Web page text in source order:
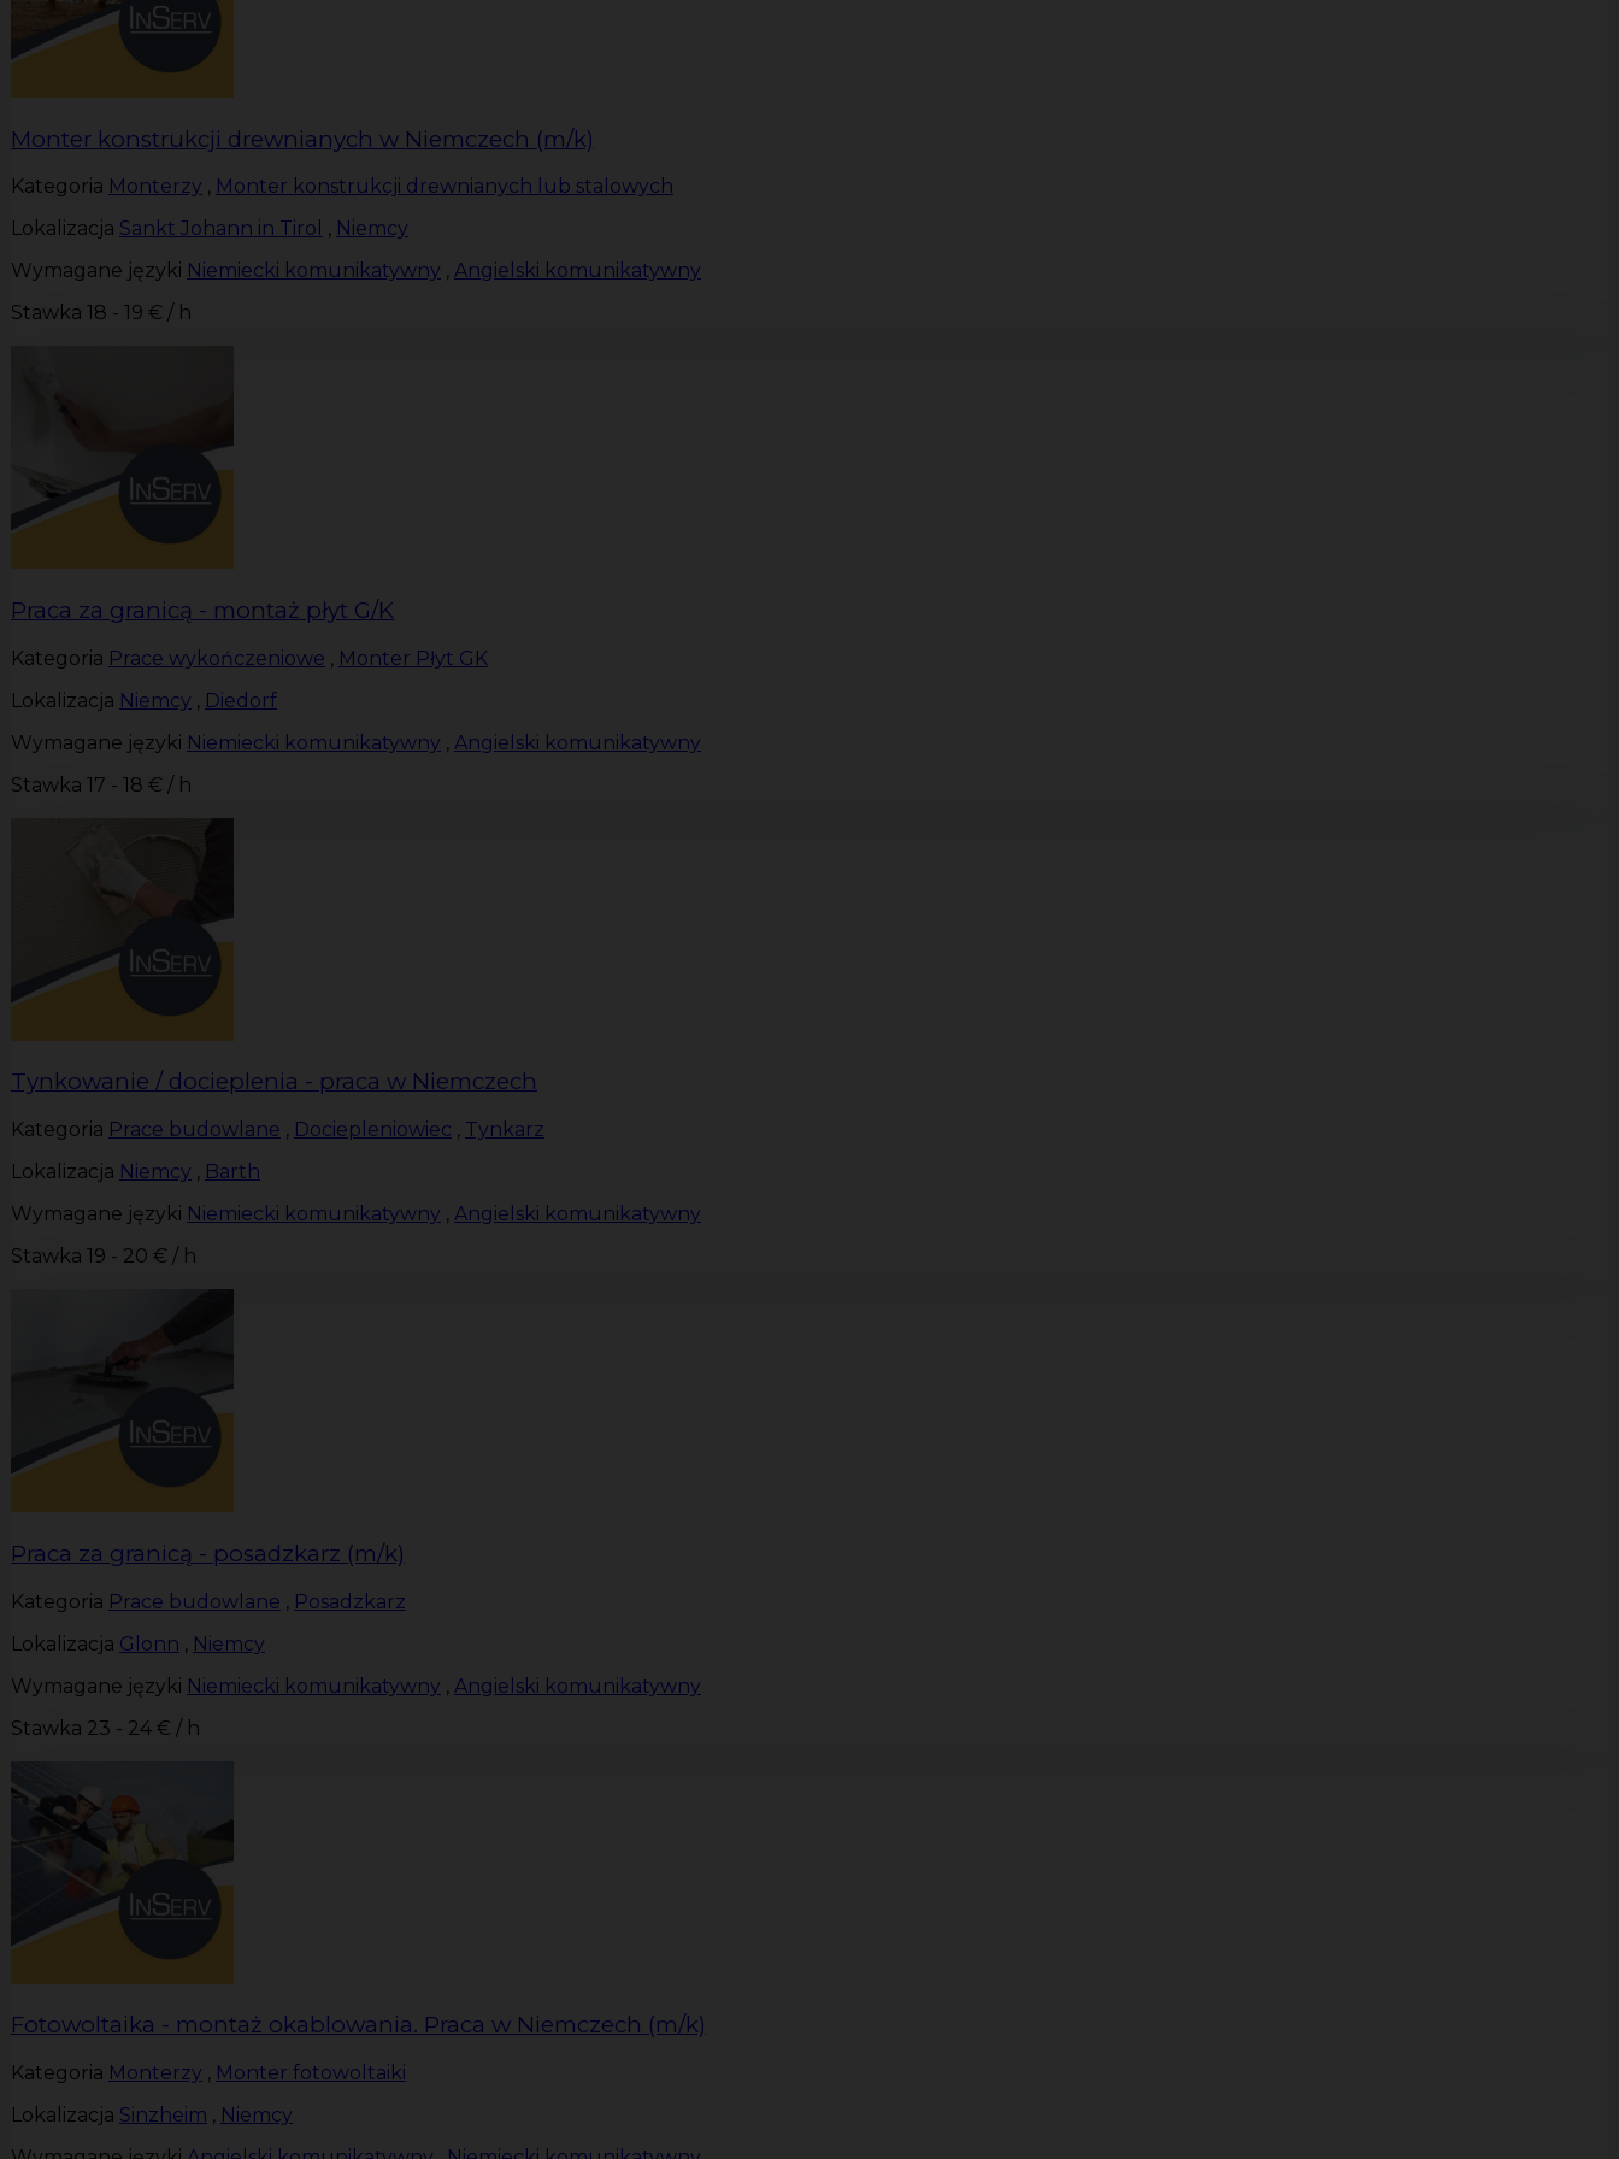
Monter konstrukcji drewnianych w Niemczech (m/k)
Kategoria Monterzy , Monter konstrukcji drewnianych lub stalowych
Lokalizacja Sankt Johann in Tirol , Niemcy
Wymagane języki Niemiecki komunikatywny , Angielski komunikatywny
Stawka 18 - 19 € / h
Praca za granicą - montaż płyt G/K
Kategoria Prace wykończeniowe , Monter Płyt GK
Lokalizacja Niemcy , Diedorf
Wymagane języki Niemiecki komunikatywny , Angielski komunikatywny
Stawka 17 - 18 € / h
Tynkowanie / docieplenia - praca w Niemczech
Kategoria Prace budowlane , Dociepleniowiec , Tynkarz
Lokalizacja Niemcy , Barth
Wymagane języki Niemiecki komunikatywny , Angielski komunikatywny
Stawka 19 - 20 € / h
Praca za granicą - posadzkarz (m/k)
Kategoria Prace budowlane , Posadzkarz
Lokalizacja Glonn , Niemcy
Wymagane języki Niemiecki komunikatywny , Angielski komunikatywny
Stawka 23 - 24 € / h
Fotowoltaika - montaż okablowania. Praca w Niemczech (m/k)
Kategoria Monterzy , Monter fotowoltaiki
Lokalizacja Sinzheim , Niemcy